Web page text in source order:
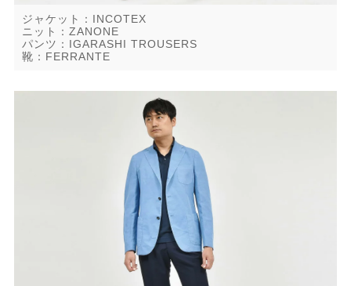
ジャケット：INCOTEX
ニット：ZANONE
パンツ：IGARASHI TROUSERS
靴：FERRANTE